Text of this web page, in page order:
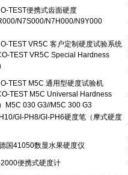
TEST便携式齿面硬度
N7S000/N7H000/N9Y000
TEST VR5C 客户定制硬度试验系统
TEST VR5C Special Hardness
TEST M5C 通用型硬度试验机
TEST M5C Universal Hardness
M5C 030 G3//M5C 300 G3
GI-PH8/GI-PH6硬度笔（摩式硬度
国41050数显水果硬度仪
便携式硬度计